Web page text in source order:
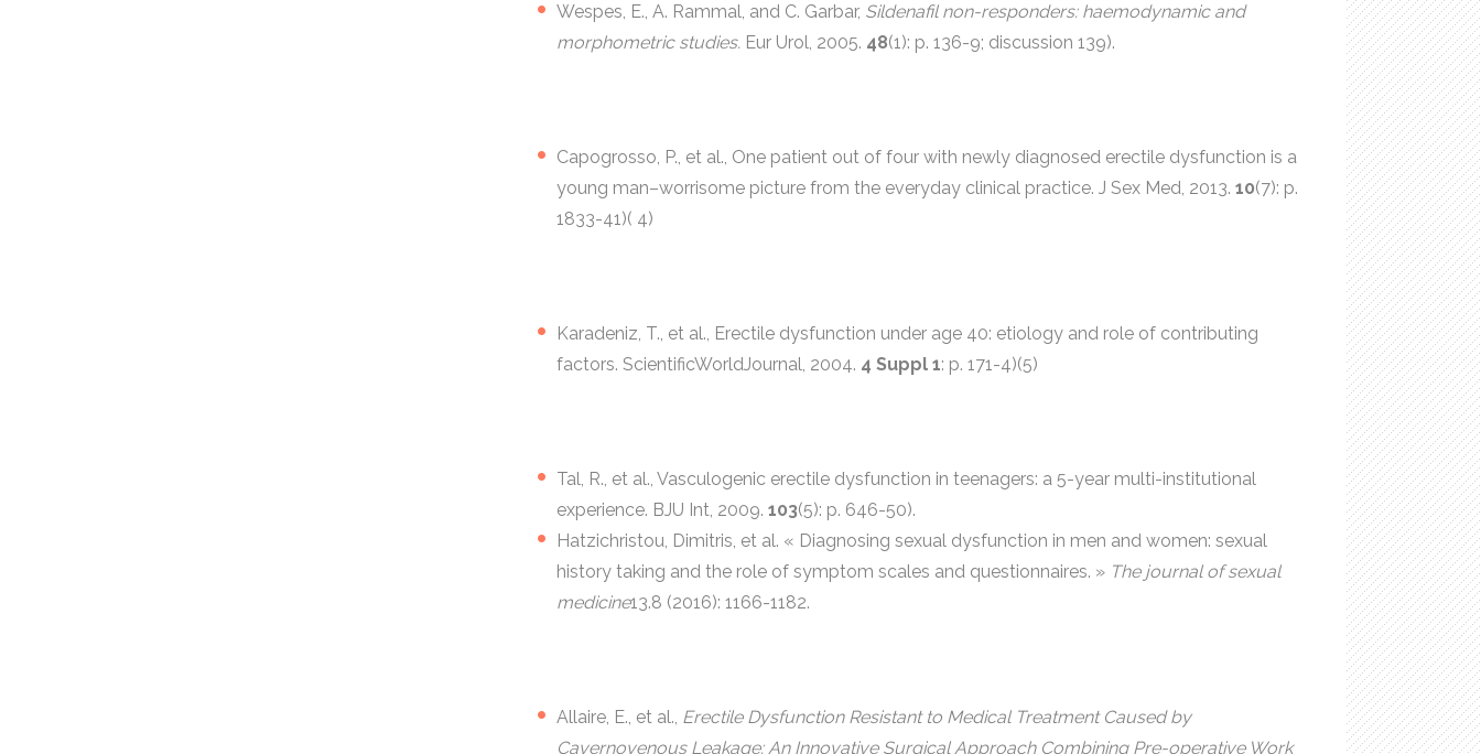
Wespes, E., A. Rammal, and C. Garbar, Sildenafil non-responders: haemodynamic and
morphometric studies. Eur Urol, 2005. 48(1): p. 136-9; discussion 139).
Capogrosso, P., et al., One patient out of four with newly diagnosed erectile dysfunction is a
young man–worrisome picture from the everyday clinical practice. J Sex Med, 2013. 10(7): p.
1833-41)( 4)
Karadeniz, T., et al., Erectile dysfunction under age 40: etiology and role of contributing
factors. ScientificWorldJournal, 2004. 4 Suppl 1: p. 171-4)(5)
Tal, R., et al., Vasculogenic erectile dysfunction in teenagers: a 5-year multi-institutional
experience. BJU Int, 2009. 103(5): p. 646-50).
Hatzichristou, Dimitris, et al. « Diagnosing sexual dysfunction in men and women: sexual
history taking and the role of symptom scales and questionnaires. » The journal of sexual
medicine13.8 (2016): 1166-1182.
Allaire, E., et al., Erectile Dysfunction Resistant to Medical Treatment Caused by
Cavernovenous Leakage: An Innovative Surgical Approach Combining Pre-operative Work